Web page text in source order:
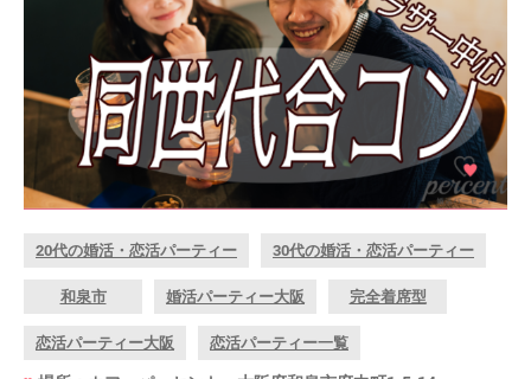
20代の婚活・恋活パーティー 30代の婚活・恋活パーティー
和泉市 婚活パーティー大阪 完全着席型
恋活パーティー大阪 恋活パーティー一覧